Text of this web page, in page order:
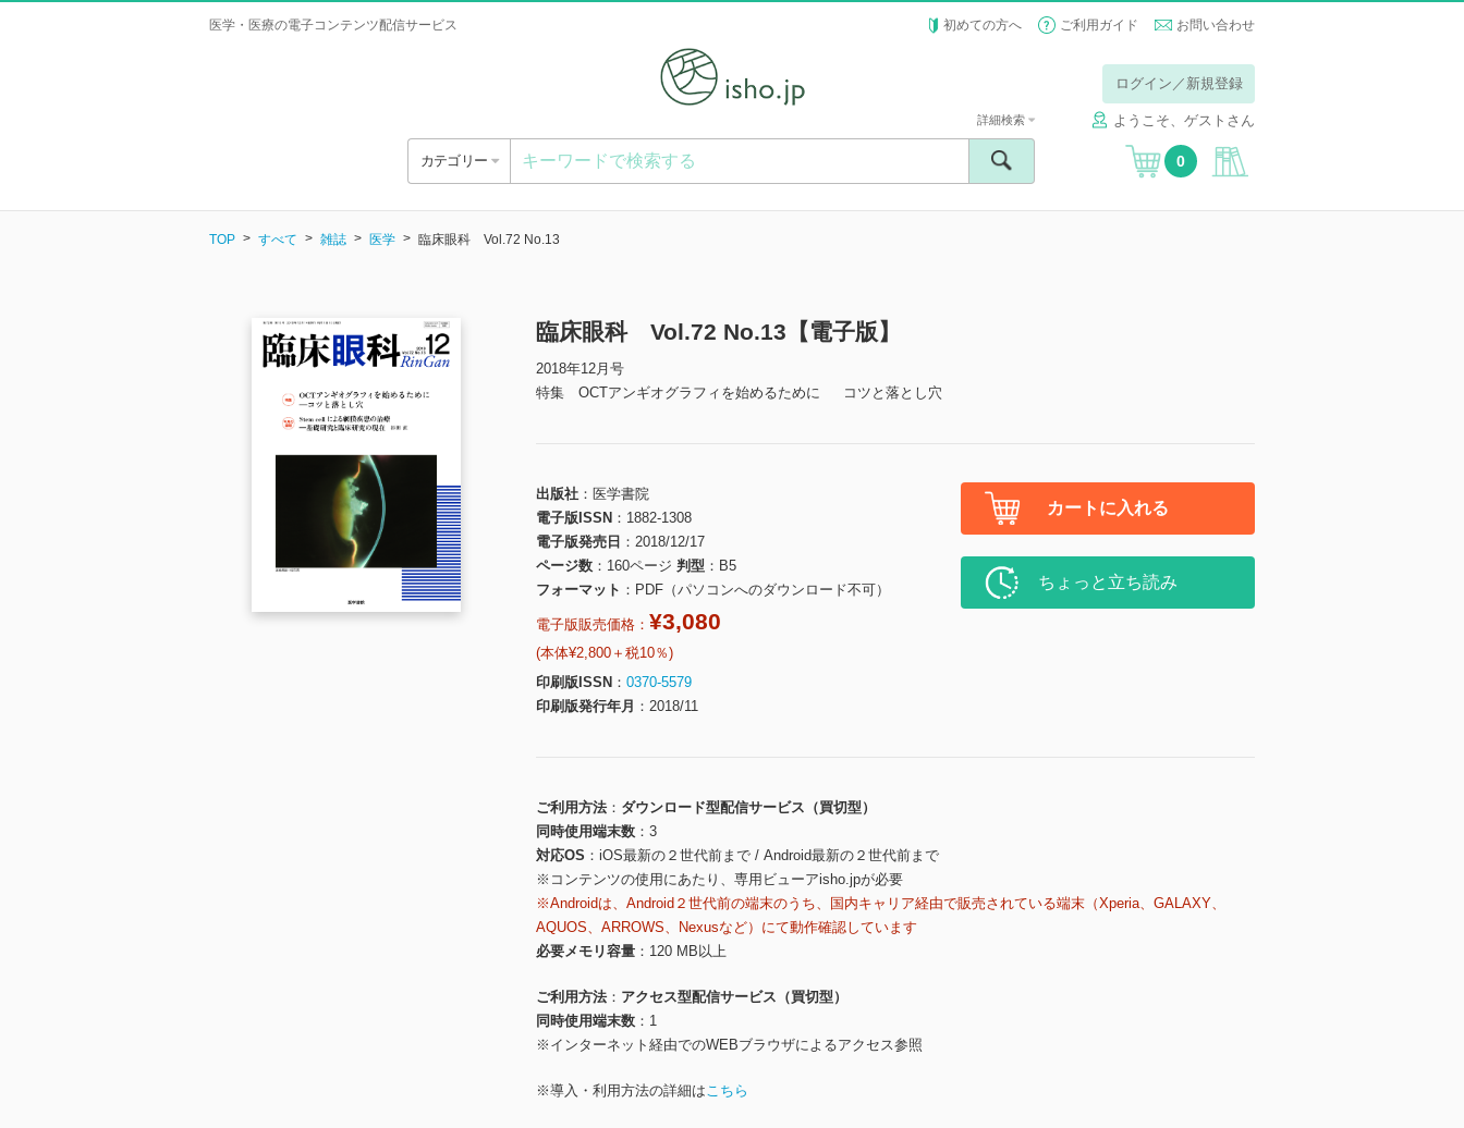
医学・医療の電子コンテンツ配信サービス 初めての方へ ご利用ガイド お問い合わせ
ログイン／新規登録
ようこそ、ゲストさん
カテゴリー
詳細検索
0
TOP すべて 雑誌 医学 臨床眼科 Vol.72 No.13
臨床眼科 Vol.72 No.13【電子版】
2018年12月号
特集 OCTアンギオグラフィを始めるために コツと落とし穴
出版社
医学書院
電子版ISSN
1882-1308
電子版発売日
2018/12/17
ページ数
160ページ 判型
B5
フォーマット
PDF（パソコンへのダウンロード不可）
電子版販売価格： ¥3,080
(本体¥2,800＋税10％)
印刷版ISSN
0370-5579
印刷版発行年月
2018/11
カートに入れる
ちょっと立ち読み
ご利用方法
ダウンロード型配信サービス（買切型）
同時使用端末数
3
対応OS
iOS最新の２世代前まで / Android最新の２世代前まで
※コンテンツの使用にあたり、専用ビューアisho.jpが必要
※Androidは、Android２世代前の端末のうち、国内キャリア経由で販売されている端末（Xperia、GALAXY、
AQUOS、ARROWS、Nexusなど）にて動作確認しています
必要メモリ容量
120 MB以上
ご利用方法
アクセス型配信サービス（買切型）
同時使用端末数
1
※インターネット経由でのWEBブラウザによるアクセス参照
※導入・利用方法の詳細はこちら